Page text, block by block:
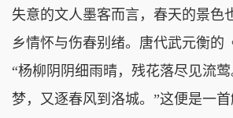
失意的文人墨客而言，春天的景色
乡情怀与伤春别绪。唐代武元衡的
“杨柳阴阴细雨晴，残花落尽见流
梦，又逐春风到洛城。”这便是一